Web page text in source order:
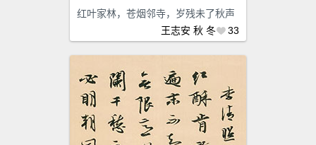
红叶家林，苍烟邻寺，岁残未了秋声
王志安 秋 冬 33